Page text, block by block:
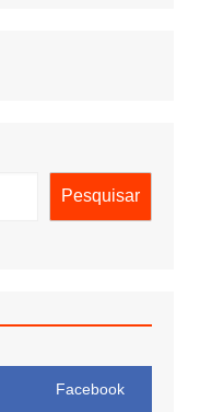
Pesquisar
Facebook